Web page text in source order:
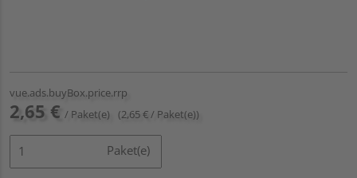
vue.ads.buyBox.price.rrp
2,65 € / Paket(e) (2,65 € / Paket(e))
Paket(e)